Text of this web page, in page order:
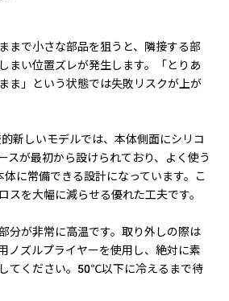
まで小さな部品を狙うと、隣接する部
まい位置ズレが発生します。「とりあ
ま」という状態では失敗リスクが上が
新しいモデルでは、本体側面にシリコ
スが最初から設けられており、よく使う
に常備できる設計になっています。こ
スを大幅に減らせる優れた工夫です。
分が非常に高温です。取り外しの際は
ノズルプライヤーを使用し、絶対に素
てください。50℃以下に冷えるまで待